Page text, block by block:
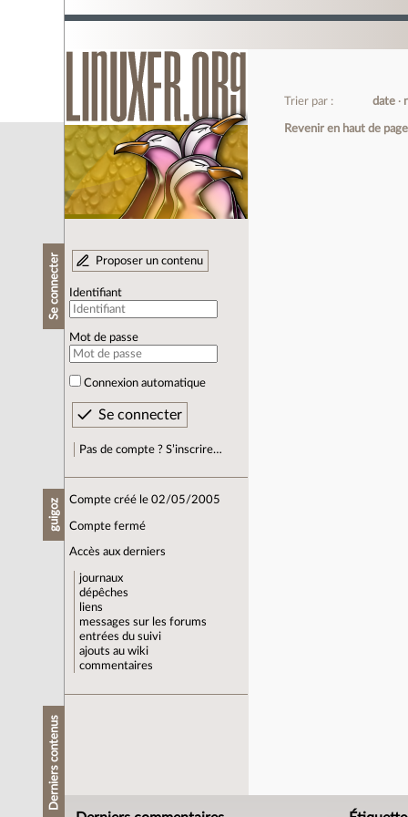
Se connecter Proposer un contenu
Identifiant
Mot de passe
Connexion automatique
Pas de compte ? S’inscrire…
guigoz Compte créé le 02/05/2005
Compte fermé
Accès aux derniers
journaux
dépêches
liens
messages sur les forums
entrées du suivi
ajouts au wiki
commentaires
Derniers contenus
Trier par : date
Revenir en haut de page